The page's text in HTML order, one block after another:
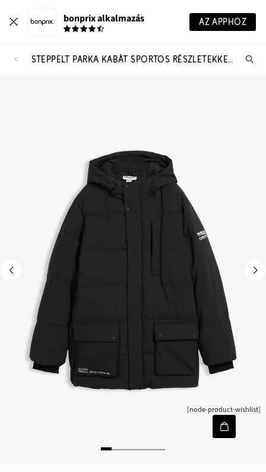
bonprix alkalmazás AZ APPHOZ
STEPPELT PARKA KABÁT SPORTOS RÉSZLETEKKEL ÉS KAPUCNIVAL
[node-product-wishlist]